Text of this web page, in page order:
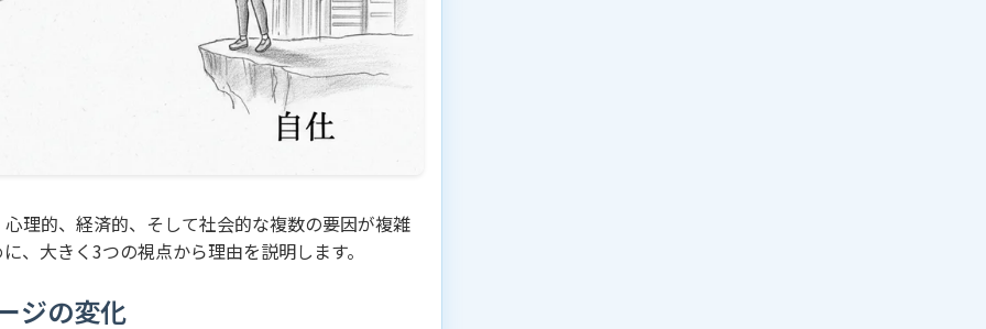
理的、経済的、そして社会的な複数の要因が複雑
、大きく3つの視点から理由を説明します。
ジの変化